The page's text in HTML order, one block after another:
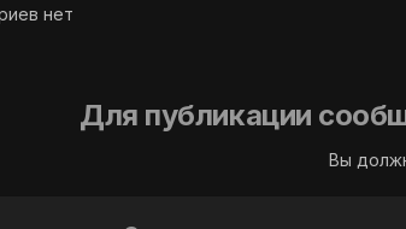
нет
Для публикации
Вы